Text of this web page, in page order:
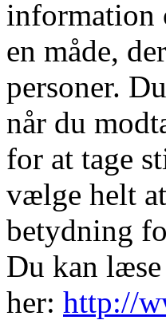
information
en måde,
personer.
når du
for at tage
vælge helt
betydning
Du kan
her: http://